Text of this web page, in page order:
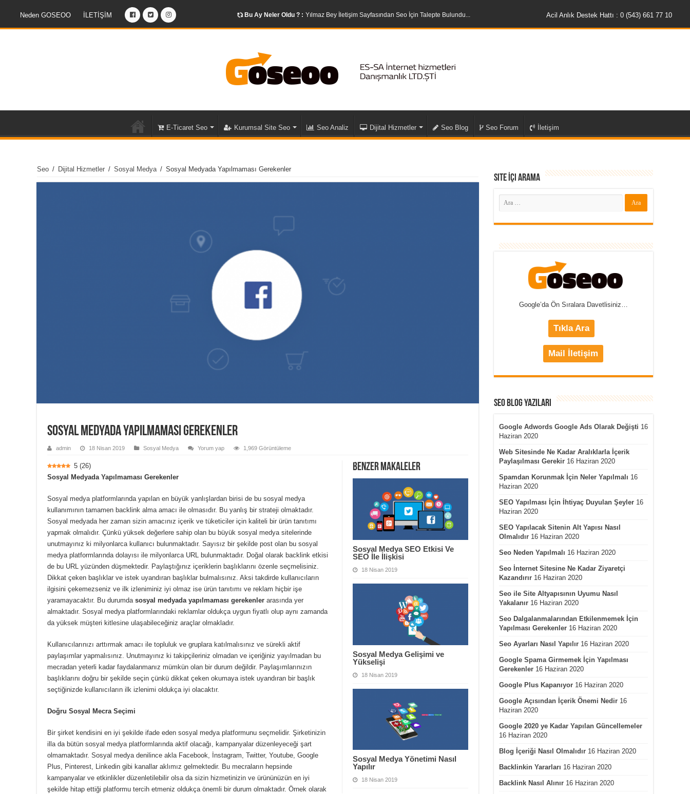
Neden GOSEOO İLETİŞİM Bu Ay Neler Oldu ? : Yılmaz Bey İletişim Sayfasından Seo İçin Talepte Bulundu... Acil Anlık Destek Hattı : 0 (543) 661 77 10
E-Ticaret Seo Kurumsal Site Seo Seo Analiz Dijital Hizmetler Seo Blog Seo Forum İletişim
Seo / Dijital Hizmetler / Sosyal Medya / Sosyal Medyada Yapılmaması Gerekenler
Sosyal Medyada Yapılmaması Gerekenler
admin 18 Nisan 2019 Sosyal Medya Yorum yap 1,969 Görüntüleme
Benzer Makaleler
Sosyal Medya SEO Etkisi Ve
SEO İle İlişkisi
18 Nisan 2019
Sosyal Medya Gelişimi ve
Yükselişi
18 Nisan 2019
Sosyal Medya Yönetimi Nasıl
Yapılır
18 Nisan 2019
5 (26)
Sosyal Medyada Yapılmaması Gerekenler
Sosyal medya platformlarında yapılan en büyük yanlışlardan birisi de bu sosyal medya
kullanımının tamamen backlink alma amacı ile olmasıdır. Bu yanlış bir strateji olmaktadır.
Sosyal medyada her zaman sizin amacınız içerik ve tüketiciler için kaliteli bir ürün tanıtımı
yapmak olmalıdır. Çünkü yüksek değerlere sahip olan bu büyük sosyal medya sitelerinde
unutmayınız ki milyonlarca kullanıcı bulunmaktadır. Sayısız bir şekilde post olan bu sosyal
medya platformlarında dolayısı ile milyonlarca URL bulunmaktadır. Doğal olarak backlink etkisi
de bu URL yüzünden düşmektedir. Paylaştığınız içeriklerin başlıklarını özenle seçmelisiniz.
Dikkat çeken başlıklar ve istek uyandıran başlıklar bulmalısınız. Aksi takdirde kullanıcıların
ilgisini çekemezseniz ve ilk izleniminiz iyi olmaz ise ürün tanıtımı ve reklam hiçbir işe
yaramayacaktır. Bu durumda sosyal medyada yapılmaması gerekenler arasında yer
almaktadır. Sosyal medya platformlarındaki reklamlar oldukça uygun fiyatlı olup aynı zamanda
da yüksek müşteri kitlesine ulaşabileceğiniz araçlar olmakladır.
Kullanıcılarınızı arttırmak amacı ile topluluk ve gruplara katılmalısınız ve sürekli aktif
paylaşımlar yapmalısınız. Unutmayınız ki takipçileriniz olmadan ve içeriğiniz yayılmadan bu
mecradan yeterli kadar faydalanmanız mümkün olan bir durum değildir. Paylaşımlarınızın
başlıklarını doğru bir şekilde seçin çünkü dikkat çeken okumaya istek uyandıran bir başlık
seçtiğinizde kullanıcıların ilk izlenimi oldukça iyi olacaktır.
Doğru Sosyal Mecra Seçimi
Bir şirket kendisini en iyi şekilde ifade eden sosyal medya platformunu seçmelidir. Şirketinizin
illa da bütün sosyal medya platformlarında aktif olacağı, kampanyalar düzenleyeceği şart
olmamaktadır. Sosyal medya denilince akla Facebook, İnstagram, Twitter, Youtube, Google
Plus, Pinterest, Linkedin gibi kanallar aklımız gelmektedir. Bu mecraların hepsinde
kampanyalar ve etkinlikler düzenletilebilir olsa da sizin hizmetinizin ve ürününüzün en iyi
şekilde hitap ettiği platformu tercih etmeniz oldukça önemli bir durum olmaktadır. Örnek olarak
Site İçi Arama
Google’da Ön Sıralara Davetlisiniz…
Tıkla Ara
Mail İletişim
Seo Blog Yazıları
Google Adwords Google Ads Olarak Değişti 16
Haziran 2020
Web Sitesinde Ne Kadar Aralıklarla İçerik
Paylaşılması Gerekir 16 Haziran 2020
Spamdan Korunmak İçin Neler Yapılmalı 16
Haziran 2020
SEO Yapılması İçin İhtiyaç Duyulan Şeyler 16
Haziran 2020
SEO Yapılacak Sitenin Alt Yapısı Nasıl
Olmalıdır 16 Haziran 2020
Seo Neden Yapılmalı 16 Haziran 2020
Seo İnternet Sitesine Ne Kadar Ziyaretçi
Kazandırır 16 Haziran 2020
Seo ile Site Altyapısının Uyumu Nasıl
Yakalanır 16 Haziran 2020
Seo Dalgalanmalarından Etkilenmemek İçin
Yapılması Gerekenler 16 Haziran 2020
Seo Ayarları Nasıl Yapılır 16 Haziran 2020
Google Spama Girmemek İçin Yapılması
Gerekenler 16 Haziran 2020
Google Plus Kapanıyor 16 Haziran 2020
Google Açısından İçerik Önemi Nedir 16
Haziran 2020
Google 2020 ye Kadar Yapılan Güncellemeler
16 Haziran 2020
Blog İçeriği Nasıl Olmalıdır 16 Haziran 2020
Backlinkin Yararları 16 Haziran 2020
Backlink Nasıl Alınır 16 Haziran 2020